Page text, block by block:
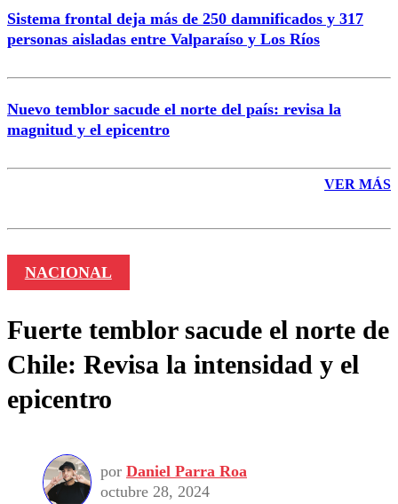
Sistema frontal deja más de 250 damnificados y 317
personas aisladas entre Valparaíso y Los Ríos
Nuevo temblor sacude el norte del país: revisa la
magnitud y el epicentro
VER MÁS
NACIONAL
Fuerte temblor sacude el norte de
Chile: Revisa la intensidad y el
epicentro
por Daniel Parra Roa
octubre 28, 2024